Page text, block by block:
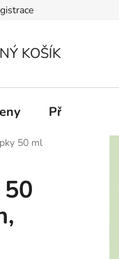
KOŠÍK
50 ml